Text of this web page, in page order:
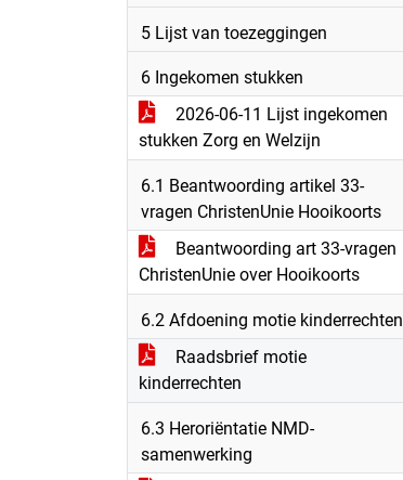
5 Lijst van toezeggingen
6 Ingekomen stukken
2026-06-11 Lijst ingekomen
stukken Zorg en Welzijn
6.1 Beantwoording artikel 33-
vragen ChristenUnie Hooikoorts
Beantwoording art 33-vragen
ChristenUnie over Hooikoorts
6.2 Afdoening motie kinderrechten
Raadsbrief motie
kinderrechten
6.3 Heroriëntatie NMD-
samenwerking